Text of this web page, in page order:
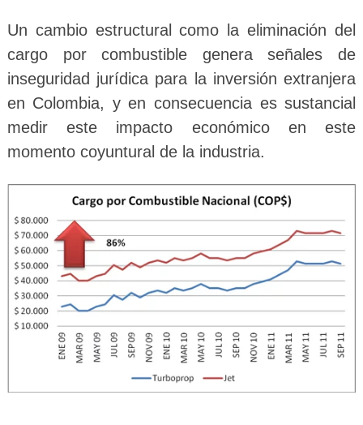
Un cambio estructural como la eliminación del
cargo por combustible genera señales de
inseguridad jurídica para la inversión extranjera
en Colombia, y en consecuencia es sustancial
medir este impacto económico en este
momento coyuntural de la industria.